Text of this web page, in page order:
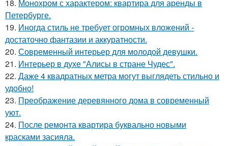
18. Монохром с характером: квартира для аренды в
Петербурге.
19. Иногда стиль не требует огромных вложений -
достаточно фантазии и аккуратности.
20. Современный интерьер для молодой девушки.
21. Интерьер в духе "Алисы в стране Чудес".
22. Даже 4 квадратных метра могут выглядеть стильно и
удобно!
23. Преображение деревянного дома в современный
уют.
24. После ремонта квартира буквально новыми
красками засияла.